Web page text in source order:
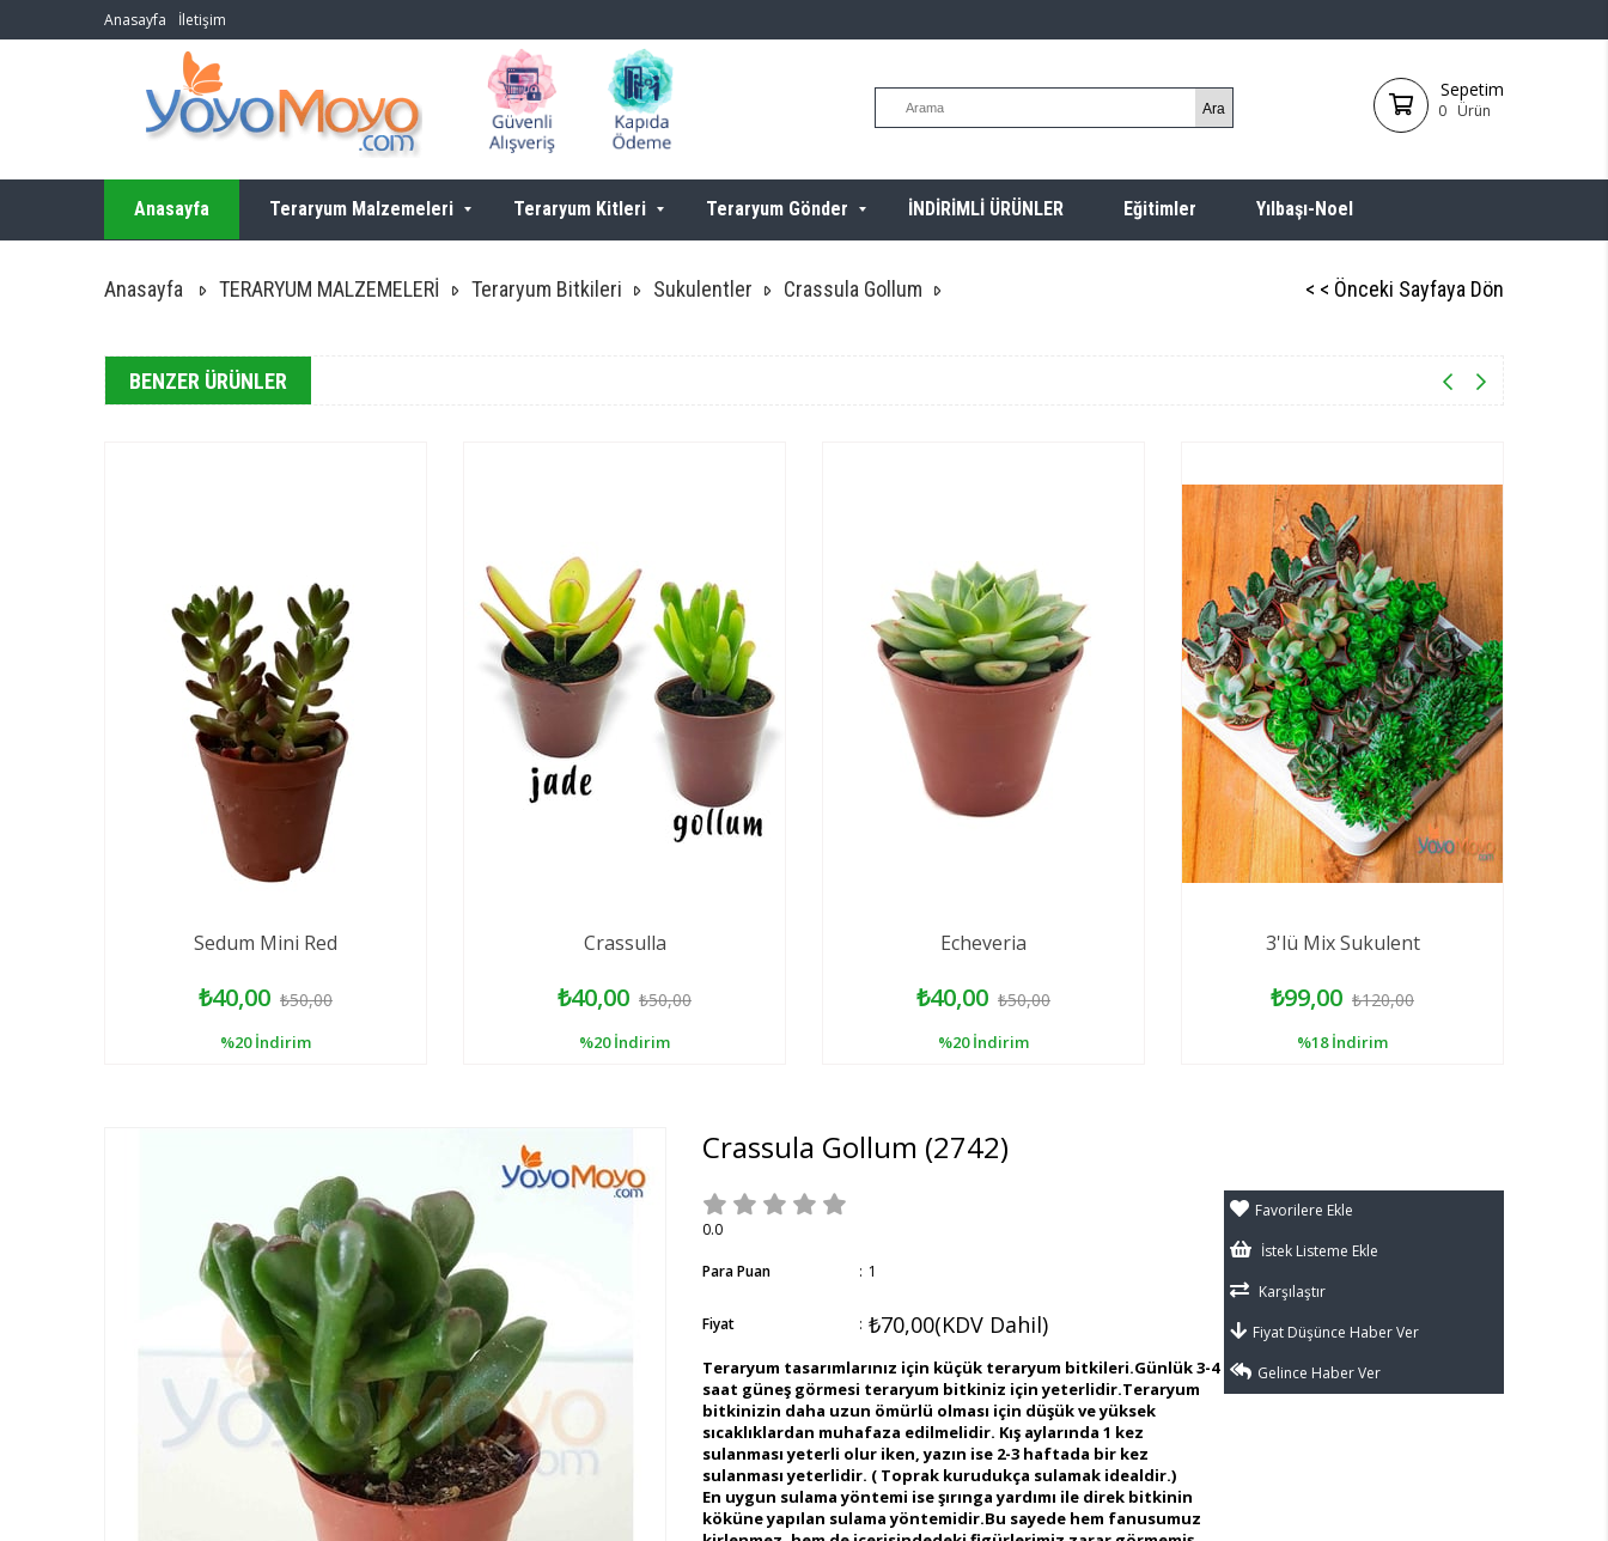
Anasayfa İletişim
Sepetim
0 Ürün
Anasayfa Teraryum Malzemeleri Teraryum Kitleri Teraryum Gönder İNDİRİMLİ ÜRÜNLER Eğitimler Yılbaşı-Noel
Anasayfa TERARYUM MALZEMELERİ Teraryum Bitkileri Sukulentler Crassula Gollum < < Önceki Sayfaya Dön
BENZER ÜRÜNLER
Sedum Mini Red
₺40,00 ₺50,00
%20 İndirim
Crassulla
₺40,00 ₺50,00
%20 İndirim
Echeveria
₺40,00 ₺50,00
%20 İndirim
3'lü Mix Sukulent
₺99,00 ₺120,00
%18 İndirim
Crassula Gollum (2742)
0.0
Para Puan : 1
Fiyat : ₺70,00(KDV Dahil)
Teraryum tasarımlarınız için küçük teraryum bitkileri.Günlük 3-4
saat güneş görmesi teraryum bitkiniz için yeterlidir.Teraryum
bitkinizin daha uzun ömürlü olması için düşük ve yüksek
sıcaklıklardan muhafaza edilmelidir. Kış aylarında 1 kez
sulanması yeterli olur iken, yazın ise 2-3 haftada bir kez
sulanması yeterlidir. ( Toprak kurudukça sulamak idealdir.)
En uygun sulama yöntemi ise şırınga yardımı ile direk bitkinin
köküne yapılan sulama yöntemidir.Bu sayede hem fanusumuz
Favorilere Ekle
İstek Listeme Ekle
Karşılaştır
Fiyat Düşünce Haber Ver
Gelince Haber Ver